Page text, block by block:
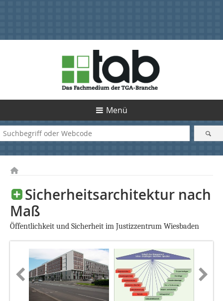
Menü
Sicherheitsarchitektur nach
Maß
Öffentlichkeit und Sicherheit im Justizzentrum Wiesbaden